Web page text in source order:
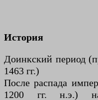
История
Доинкский период
1463 гг.)
После распада
1200 гг. н.э.) на